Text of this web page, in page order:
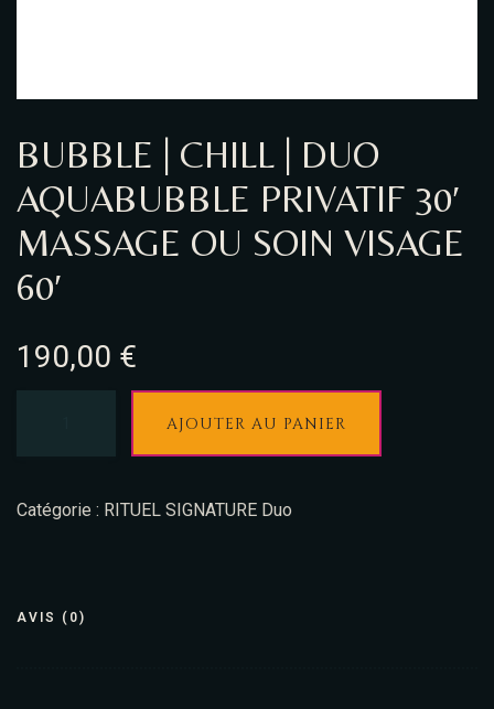
BUBBLE | CHILL | DUO
AQUABUBBLE PRIVATIF 30′
MASSAGE OU SOIN VISAGE
60′
190,00 €
AJOUTER AU PANIER
Catégorie : RITUEL SIGNATURE Duo
AVIS (0)